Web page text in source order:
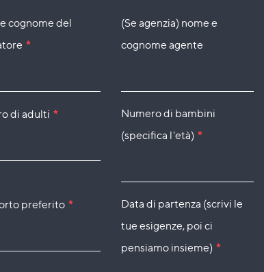
cognome del
*
(Se agenzia) nome e
cognome agente
di adulti *
Numero di bambini
(specifica l'età) *
preferito *
Data di partenza (scrivi le
tue esigenze, poi ci
pensiamo insieme) *